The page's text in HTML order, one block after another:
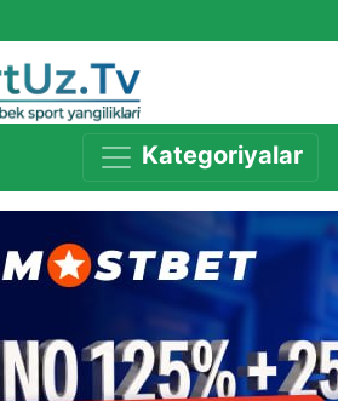
Kategoriyalar